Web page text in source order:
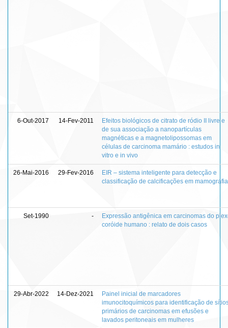
6-Out-2017 14-Fev-2011
Efeitos biológicos de citrato de ródio II livre e
de sua associação a nanopartículas
magnéticas e a magnetolipossomas em
células de carcinoma mamário : estudos in
vitro e in vivo
26-Mai-2016 29-Fev-2016
EIR – sistema inteligente para detecção e
classificação de calcificações em
Set-1990 -
Expressão antigênica em carcinomas do
coróide humano : relato de dois casos
29-Abr-2022 14-Dez-2021
Painel inicial de marcadores
imunocitoquímicos para identificação de
primários de carcinomas em efusões e
lavados peritoneais em mulheres